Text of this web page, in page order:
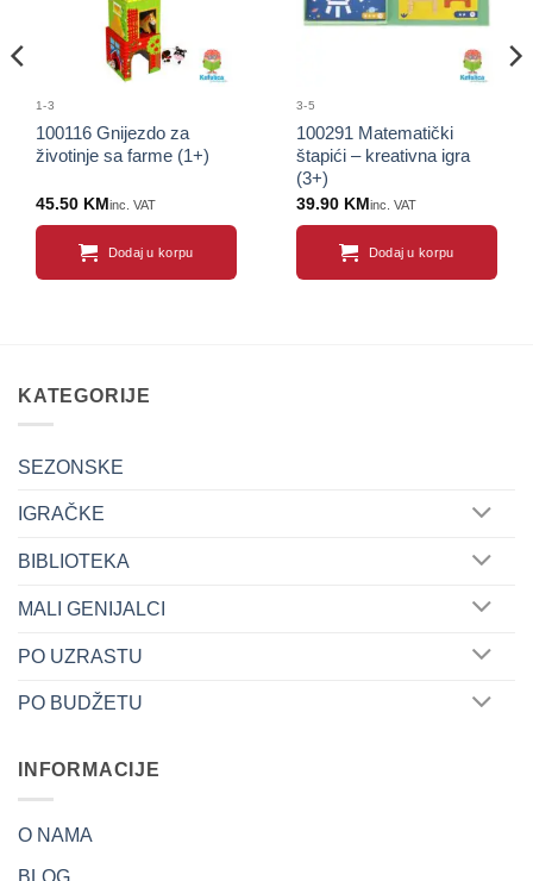
1-3
100116 Gnijezdo za
životinje sa farme (1+)
45.50 KM inc. VAT
Dodaj u korpu
3-5
100291 Matematički
štapići – kreativna igra
(3+)
39.90 KM inc. VAT
Dodaj u korpu
KATEGORIJE
SEZONSKE
IGRAČKE
BIBLIOTEKA
MALI GENIJALCI
PO UZRASTU
PO BUDŽETU
INFORMACIJE
O NAMA
BLOG